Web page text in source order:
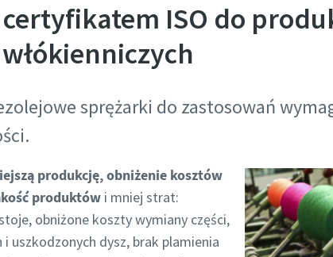
ISO do
sprężarki do zastosowań
produkcję, obniżenie kosztów
produktów i mniej strat:
obniżone koszty wymiany części,
uszkodzonych dysz, brak plamienia